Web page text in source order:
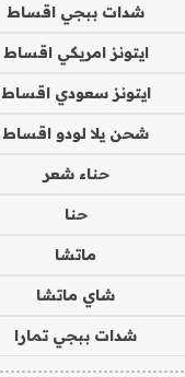
شدات ببجي اقساط
ايتونز امريكي اقساط
ايتونز سعودي اقساط
شحن يلا لودو اقساط
حناء شعر
حنا
ماتشا
شاي ماتشا
شدات ببجي تمارا